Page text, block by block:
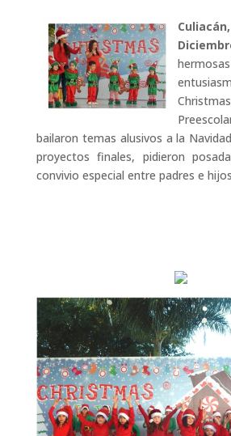
bailaron temas alusivos a la
proyectos finales, pidieron
convivio especial entre padres e